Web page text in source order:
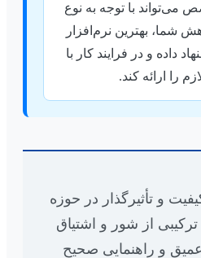
با توجه به نوع
شما، بهترین نرم‌افزار
داده و در فرایند کار با
را ارائه کند.
و تأثیرگذار در حوزه
ترکیبی از شور و اشتیاق
و راهنمایی صحیح